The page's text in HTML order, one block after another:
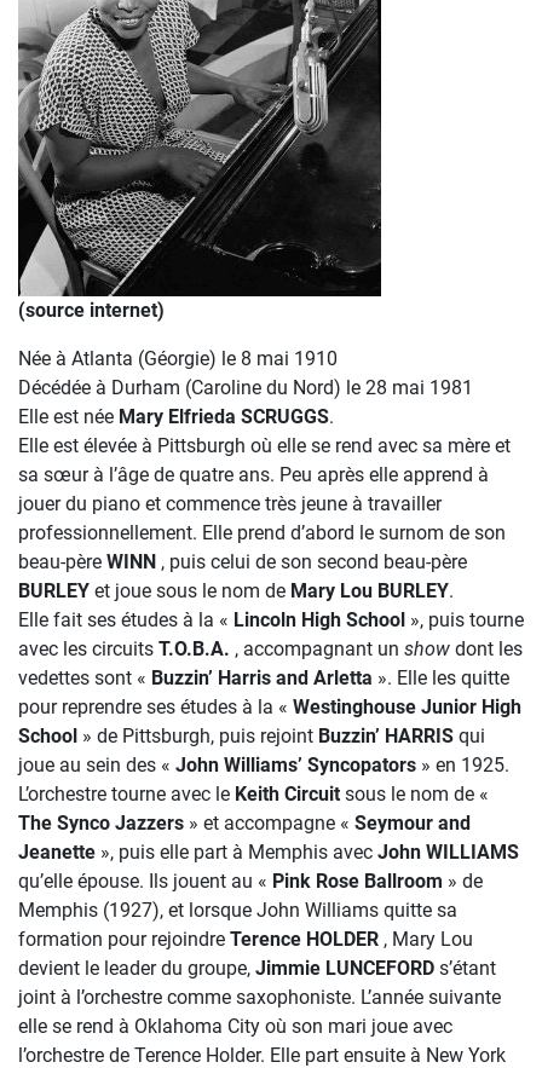
(source internet)
Née à Atlanta (Géorgie) le 8 mai 1910
Décédée à Durham (Caroline du Nord) le 28 mai 1981
Elle est née Mary Elfrieda SCRUGGS.
Elle est élevée à Pittsburgh où elle se rend avec sa mère et
sa sœur à l’âge de quatre ans. Peu après elle apprend à
jouer du piano et commence très jeune à travailler
professionnellement. Elle prend d’abord le surnom de son
beau-père WINN , puis celui de son second beau-père
BURLEY et joue sous le nom de Mary Lou BURLEY.
Elle fait ses études à la « Lincoln High School », puis tourne
avec les circuits T.O.B.A. , accompagnant un show dont les
vedettes sont « Buzzin’ Harris and Arletta ». Elle les quitte
pour reprendre ses études à la « Westinghouse Junior High
School » de Pittsburgh, puis rejoint Buzzin’ HARRIS qui
joue au sein des « John Williams’ Syncopators » en 1925.
L’orchestre tourne avec le Keith Circuit sous le nom de «
The Synco Jazzers » et accompagne « Seymour and
Jeanette », puis elle part à Memphis avec John WILLIAMS
qu’elle épouse. Ils jouent au « Pink Rose Ballroom » de
Memphis (1927), et lorsque John Williams quitte sa
formation pour rejoindre Terence HOLDER , Mary Lou
devient le leader du groupe, Jimmie LUNCEFORD s’étant
joint à l’orchestre comme saxophoniste. L’année suivante
elle se rend à Oklahoma City où son mari joue avec
l’orchestre de Terence Holder. Elle part ensuite à New York